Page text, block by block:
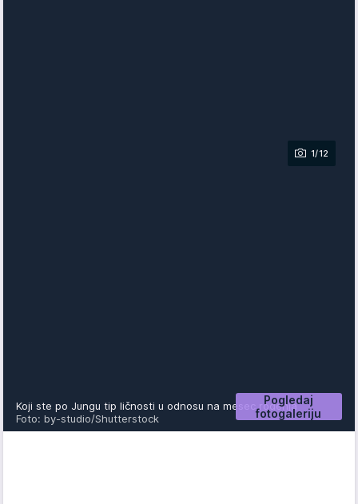
1/12
Pogledaj
fotogaleriju
Koji ste po Jungu tip ličnosti u odnosu na mesec rođenja
Foto: by-studio/Shutterstock